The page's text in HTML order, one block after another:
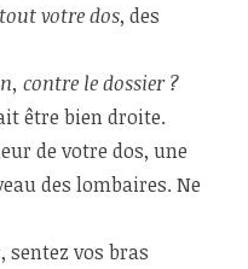
tout votre dos, des
contre le dossier ?
être bien droite.
de votre dos, une
des lombaires. Ne
sentez vos bras